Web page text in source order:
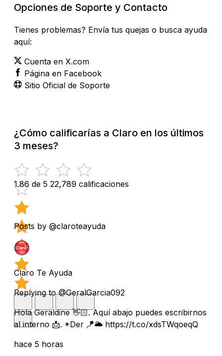
Opciones de Soporte y Contacto
Tienes problemas? Envía tus quejas o busca ayuda
aquí:
Cuenta en X.com
Página en Facebook
Sitio Oficial de Soporte
¿Cómo calificarías a Claro en los últimos
3 meses?
1.86 de 5 22,789 calificaciones
Posts by @claroteayuda
Claro Te Ayuda
Replying to @GeralGarcia092
Hola Geraldine 👋🏻. Aquí abajo puedes escribirnos
al interno 📩. *Der 🪁🌥️ https://t.co/xdsTWqoeqQ
hace 5 horas